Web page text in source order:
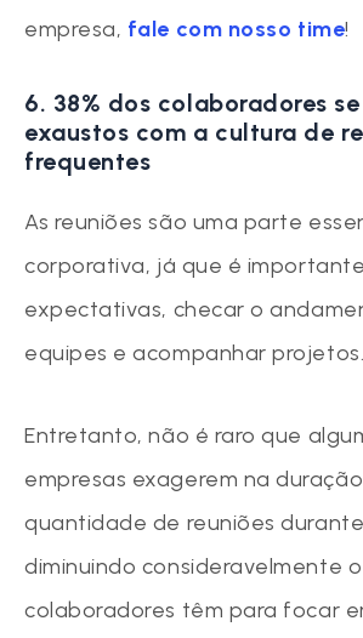
empresa, fale com nosso time!
6. 38% dos colaboradores
exaustos com a cultura de
frequentes
As reuniões são uma parte
corporativa, já que é
expectativas, checar o
equipes e acompanhar projetos.
Entretanto, não é raro que
empresas exagerem na
quantidade de reuniões
diminuindo consideravelmente
colaboradores têm para focar